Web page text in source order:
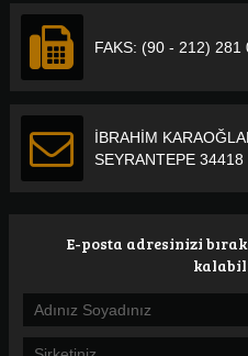
FAKS: (90 - 212) 281
İBRAHİM
SEYRANTEPE 34418
E-posta adresinizi